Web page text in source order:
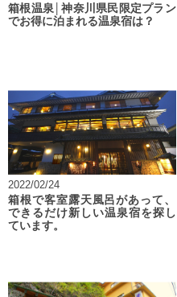
箱根温泉│神奈川県民限定プラン
でお得に泊まれる温泉宿は？
2022/02/24
箱根で客室露天風呂があって、
できるだけ新しい温泉宿を探し
ています。